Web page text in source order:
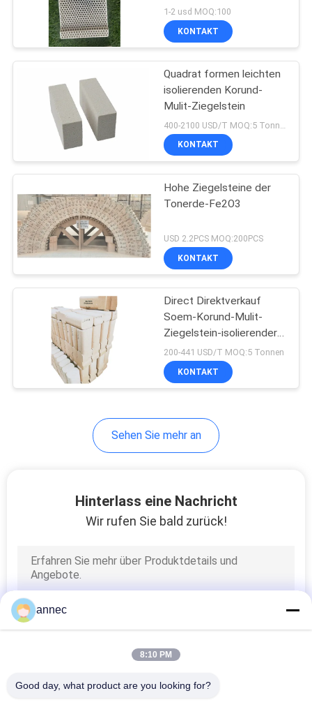
Industrieöfen
1-2 usd MOQ:100
KONTAKT
Quadrat formen leichten
isolierenden Korund-
Mulit-Ziegelstein
KONTAKT
Hohe Ziegelsteine der
Tonerde-Fe2O3
USD 2.2PCS MOQ:200PCS
KONTAKT
Direct Direktverkauf
Soem-Korund-Mulit-
Ziegelstein-isolierender
Mulit-refraktärer
feuerfester Ziegel
200-441 USD/T MOQ:5 Tonnen
KONTAKT
Sehen Sie mehr an
Hinterlass eine Nachricht
Wir rufen Sie bald zurück!
annec
8:10 PM
Good day, what product are you looking for?